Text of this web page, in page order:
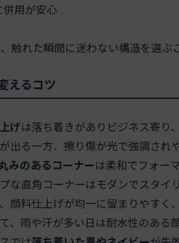
併用が安心
れた瞬間に迷わない構造を選ぶ
えるコツ
げは落ち着きがありビジネス寄り
出る一方、擦り傷が光で強調され
みのあるコーナーは柔和でフォー
な直角コーナーはモダンでスタイ
料仕上げが均一に留まりやすく、
、雨や汗が多い日は耐水性のある